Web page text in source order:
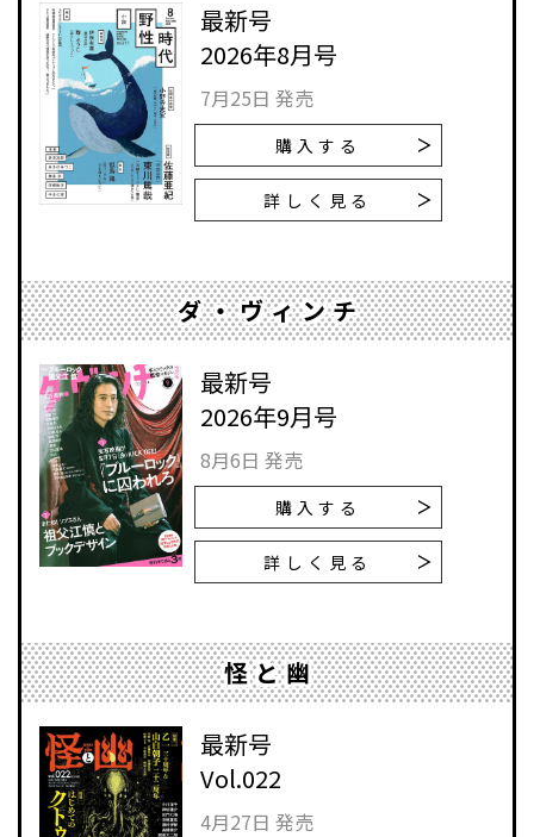
最新号
2026年8月号
7月25日 発売
購入する
詳しく見る
ダ・ヴィンチ
最新号
2026年9月号
8月6日 発売
購入する
詳しく見る
怪と幽
最新号
Vol.022
4月27日 発売